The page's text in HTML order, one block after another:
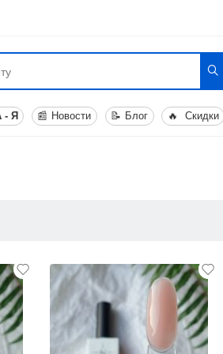
- Я 📰 Новости 📝 Блог 🔥 Скидки